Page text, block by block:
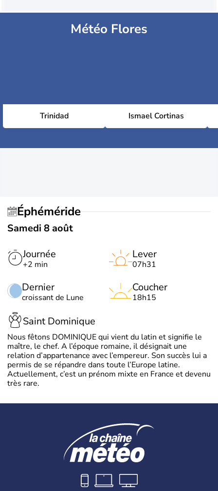
Météo Flores
Trinidad Ismael Cortinas
Éphéméride
Samedi 8 août
Journée
+2 min
Dernier
croissant de Lune
Lever
07h31
Coucher
18h15
Saint Dominique
Nous fêtons DOMINIQUE qui vient du latin et signifie le
maître, le chef. A l’époque romaine, il désignait une
relation d’appartenance avec l’empereur. Son succès lui a
permis de se répandre dans toute l’Europe latine.
Actuellement, c’est un prénom mixte en France et devenu
très rare.